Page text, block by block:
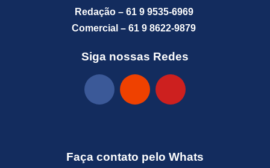
Redação – 61 9 9535-6969
Comercial – 61 9 8622-9879
Siga nossas Redes
Faça contato pelo Whats